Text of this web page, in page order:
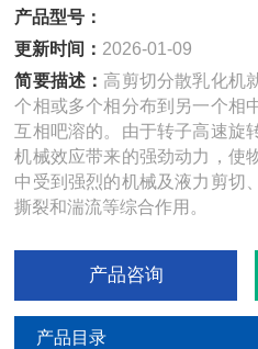
产品型号：
更新时间： 2026-01-09
简要描述：高剪切分散乳化机
个相或多个相分布到另一个相
互相吧溶的。由于转子高速旋
机械效应带来的强劲动力，使
中受到强烈的机械及液力剪切
撕裂和湍流等综合作用。
产品咨询
产品目录